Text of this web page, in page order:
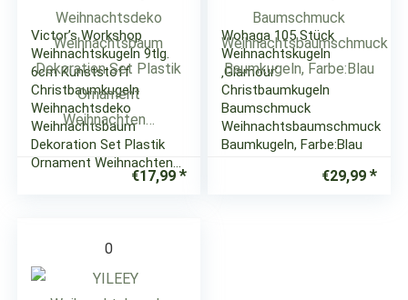
Victor’s Workshop
Weihnachtskugeln 9tlg.
6cm Kunststoff
Christbaumkugeln
Weihnachtsdeko
Weihnachtsbaum
Dekoration Set Plastik
Ornament Weihnachten…
€17,99
Wohaga 105 Stück
Weihnachtskugeln
‚Glamour‘
Christbaumkugeln
Baumschmuck
Weihnachtsbaumschmuck
Baumkugeln, Farbe:Blau
€29,99
0